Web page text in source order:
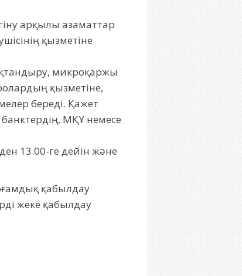
арқылы азаматтар
қызметіне
микроқаржы
қызметіне,
береді. Қажет
МҚҰ немесе
13.00-ге дейін және
қабылдау
жеке қабылдау